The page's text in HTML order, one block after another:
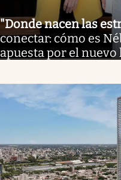
"Donde nacen las
conectar: cómo es
apuesta por el